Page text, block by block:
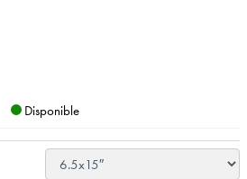
Disponible